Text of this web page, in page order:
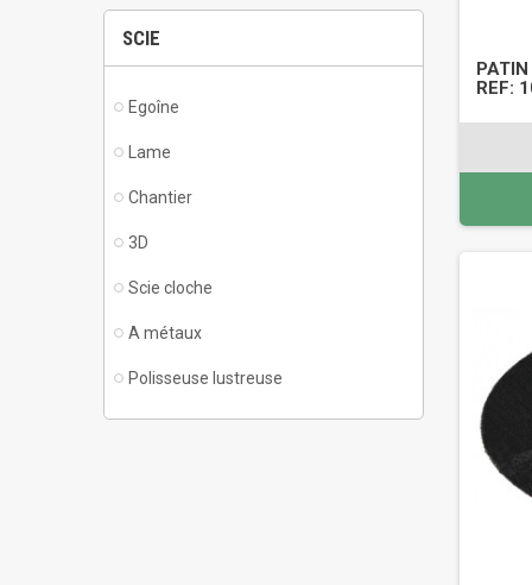
SCIE
Egoîne
Lame
Chantier
3D
Scie cloche
A métaux
Polisseuse lustreuse
REF: